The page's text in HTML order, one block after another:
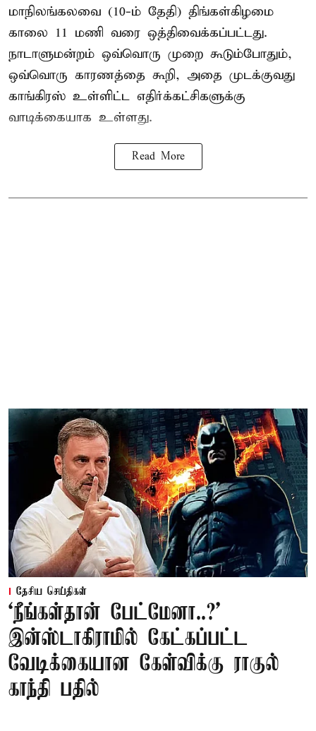
மாநிலங்கலவை (10-ம் தேதி) திங்கள்கிழமை
காலை 11 மணி வரை ஒத்திவைக்கப்பட்டது.
நாடாளுமன்றம் ஒவ்வொரு முறை கூடும்போதும்,
ஒவ்வொரு காரணத்தை கூறி, அதை முடக்குவது
காங்கிரஸ் உள்ளிட்ட எதிர்க்கட்சிகளுக்கு
வாடிக்கையாக உள்ளது.
Read More
தேசிய செய்திகள்
‘நீங்கள்தான் பேட்மேனா..?’
இன்ஸ்டாகிராமில் கேட்கப்பட்ட
வேடிக்கையான கேள்விக்கு ராகுல்
காந்தி பதில்